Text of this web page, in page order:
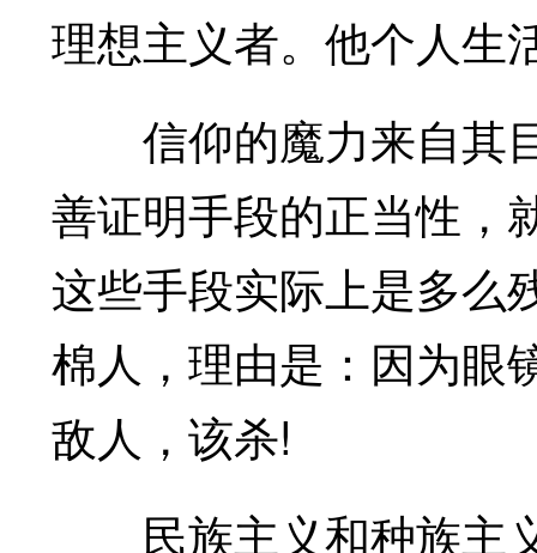
理想主义者。他个人生
信仰的魔力来自其
善证明手段的正当性，
这些手段实际上是多么
棉人，理由是：因为眼
敌人，该杀!
民族主义和种族主